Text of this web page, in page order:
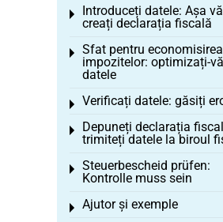
Introduceți datele: Așa vă
creați declarația fiscală
Toggle menu
Sfat pentru economisirea
impozitelor: optimizați-vă
datele
Toggle menu
Verificați datele: găsiți
Toggle menu
Depuneți declarația
trimiteți datele la biroul
Toggle menu
Steuerbescheid prüfen:
Kontrolle muss sein
Toggle menu
Ajutor și exemple
Toggle menu